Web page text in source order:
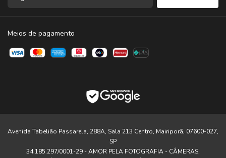
Meios de pagamento
Avenida Tabelião Passarela, 288A, Sala 213 Centro, Mairiporã, 07600-027,
SP
34.185.297/0001-29 - AMOR PELA FOTOGRAFIA - CÂMERAS,